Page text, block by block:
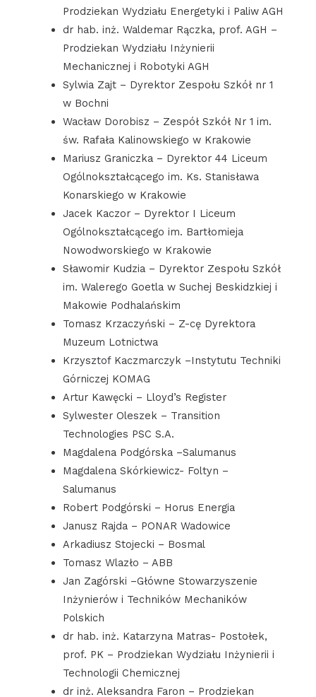
Prodziekan Wydziału Energetyki i Paliw AGH
dr hab. inż. Waldemar Rączka, prof. AGH –
Prodziekan Wydziału Inżynierii
Mechanicznej i Robotyki AGH
Sylwia Zajt – Dyrektor Zespołu Szkół nr 1
w Bochni
Wacław Dorobisz – Zespół Szkół Nr 1 im.
św. Rafała Kalinowskiego w Krakowie
Mariusz Graniczka – Dyrektor 44 Liceum
Ogólnokształcącego im. Ks. Stanisława
Konarskiego w Krakowie
Jacek Kaczor – Dyrektor I Liceum
Ogólnokształcącego im. Bartłomieja
Nowodworskiego w Krakowie
Sławomir Kudzia – Dyrektor Zespołu Szkół
im. Walerego Goetla w Suchej Beskidzkiej i
Makowie Podhalańskim
Tomasz Krzaczyński – Z-cę Dyrektora
Muzeum Lotnictwa
Krzysztof Kaczmarczyk –Instytutu Techniki
Górniczej KOMAG
Artur Kawęcki – Lloyd’s Register
Sylwester Oleszek – Transition
Technologies PSC S.A.
Magdalena Podgórska –Salumanus
Magdalena Skórkiewicz- Foltyn –
Salumanus
Robert Podgórski – Horus Energia
Janusz Rajda – PONAR Wadowice
Arkadiusz Stojecki – Bosmal
Tomasz Wlazło – ABB
Jan Zagórski –Główne Stowarzyszenie
Inżynierów i Techników Mechaników
Polskich
dr hab. inż. Katarzyna Matras- Postołek,
prof. PK – Prodziekan Wydziału Inżynierii i
Technologii Chemicznej
dr inż. Aleksandra Faron – Prodziekan